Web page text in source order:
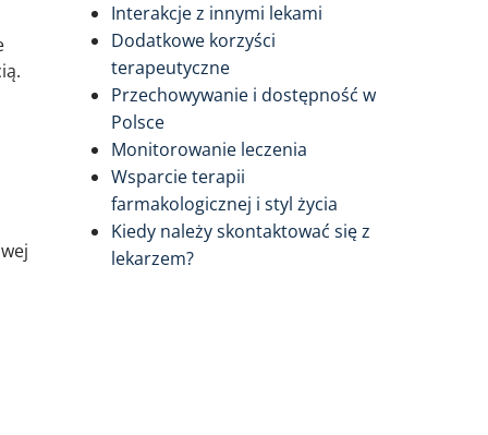
Interakcje z innymi lekami
Dodatkowe korzyści
terapeutyczne
Przechowywanie i dostępność w
Polsce
Monitorowanie leczenia
Wsparcie terapii
farmakologicznej i styl życia
Kiedy należy skontaktować się z
lekarzem?